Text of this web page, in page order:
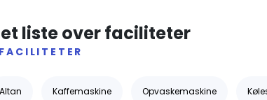
liste over faciliteter
Altan Kaffemaskine Opvaskemaskine